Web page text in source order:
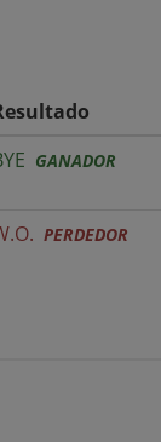
GANADOR
PERDEDOR